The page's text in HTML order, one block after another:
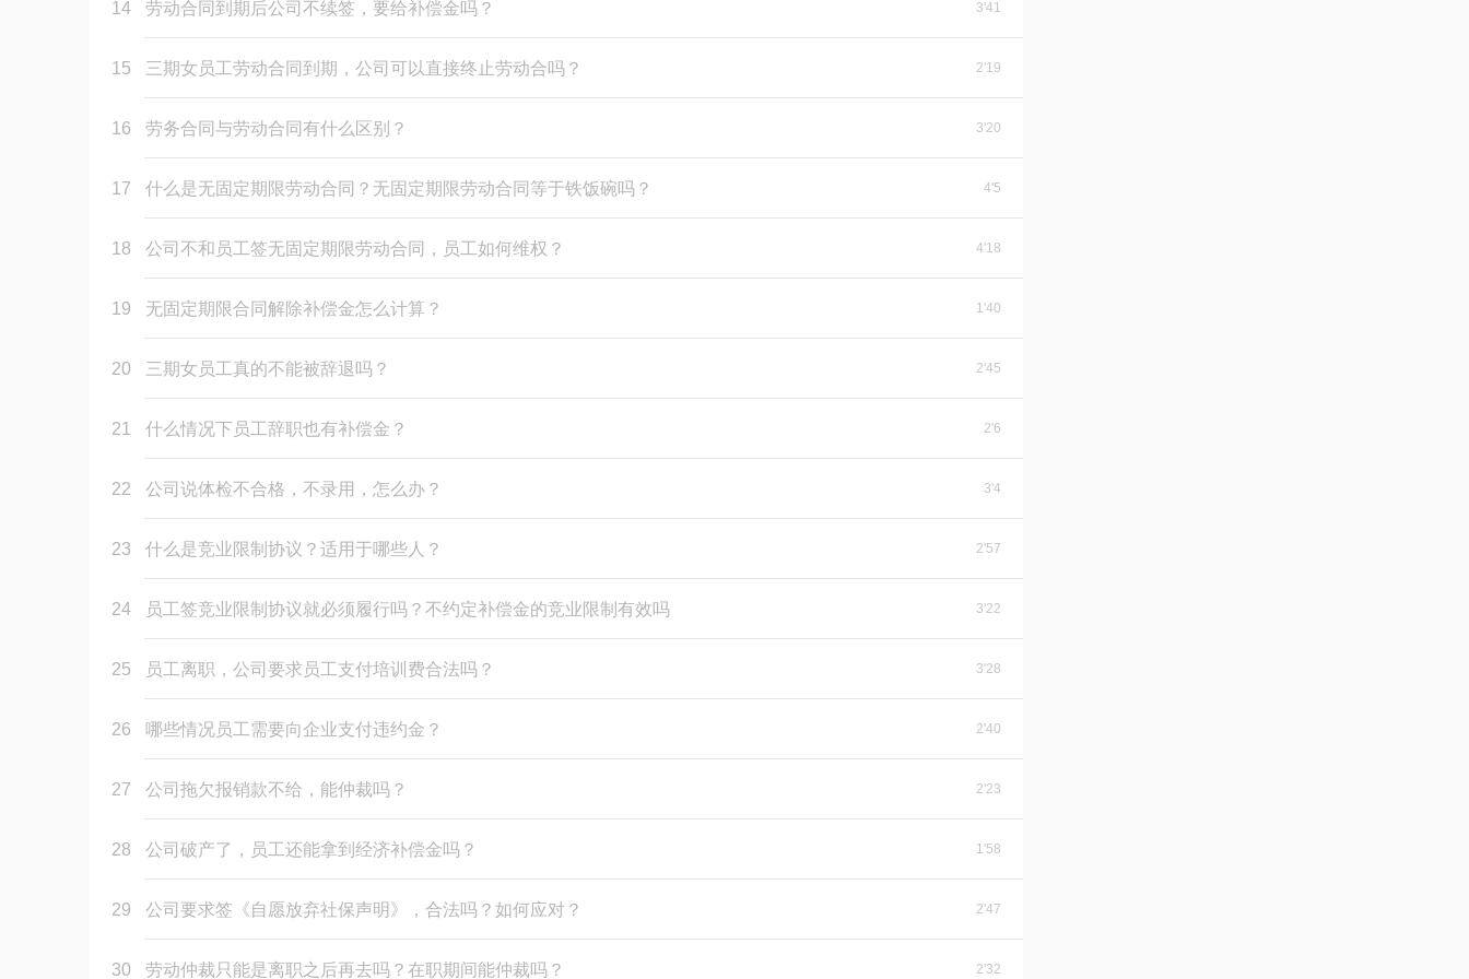
3'41
14 劳动合同到期后公司不续签，要给补偿金吗？
2'19
15 三期女员工劳动合同到期，公司可以直接终止劳动合吗？
3'20
16 劳务合同与劳动合同有什么区别？
4'5
17 什么是无固定期限劳动合同？无固定期限劳动合同等于铁饭碗吗？
4'18
18 公司不和员工签无固定期限劳动合同，员工如何维权？
1'40
19 无固定期限合同解除补偿金怎么计算？
2'45
20 三期女员工真的不能被辞退吗？
2'6
21 什么情况下员工辞职也有补偿金？
3'4
22 公司说体检不合格，不录用，怎么办？
2'57
23 什么是竞业限制协议？适用于哪些人？
3'22
24 员工签竞业限制协议就必须履行吗？不约定补偿金的竞业限制有效吗
3'28
25 员工离职，公司要求员工支付培训费合法吗？
2'40
26 哪些情况员工需要向企业支付违约金？
2'23
27 公司拖欠报销款不给，能仲裁吗？
1'58
28 公司破产了，员工还能拿到经济补偿金吗？
2'47
29 公司要求签《自愿放弃社保声明》，合法吗？如何应对？
2'32
30 劳动仲裁只能是离职之后再去吗？在职期间能仲裁吗？